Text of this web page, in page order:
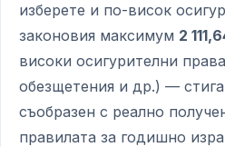
изберете и по-висок
законовия максимум 2
високи осигурителни
обезщетения и др.) —
съобразен с реално
правилата за годишно